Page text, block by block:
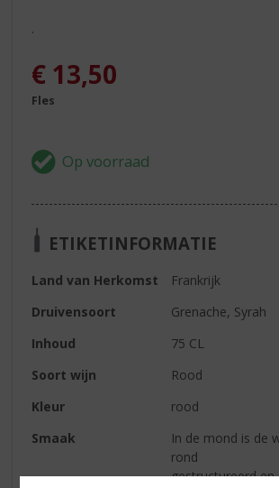
.
€ 13,50
Fles
ETIKETINFORMATIE
Land van Herkomst
Frankrijk
Druivensoort
Grenache, Syrah
Inhoud
75 CL
Soort wijn
Rood
Kleur
rood
Smaak
In de mond is de
rond
gestructureerd en